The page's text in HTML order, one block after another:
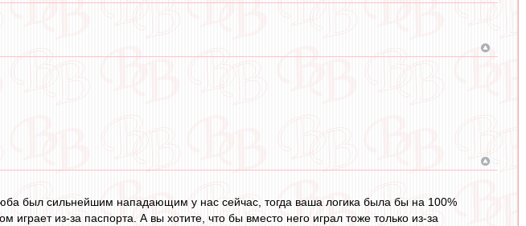
был сильнейшим нападающим у нас сейчас, тогда ваша логика была бы на 100%
из-за паспорта. А вы хотите, что бы вместо него играл тоже только из-за